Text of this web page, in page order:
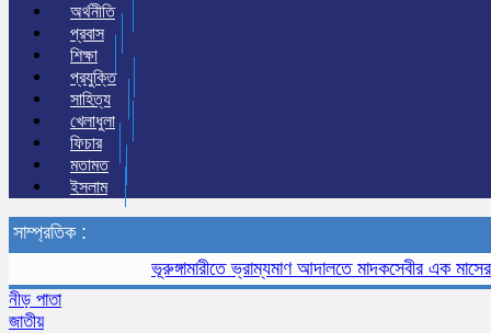
অর্থনীতি
প্রবাস
শিক্ষা
প্রযুক্তি
সাহিত্য
খেলাধুলা
ফিচার
মতামত
ইসলাম
সাম্প্রতিক :
ভূরুঙ্গামারীতে ভ্রাম্যমাণ আদালতে মাদকসেবীর এক মাসের
নীড় পাতা
জাতীয়